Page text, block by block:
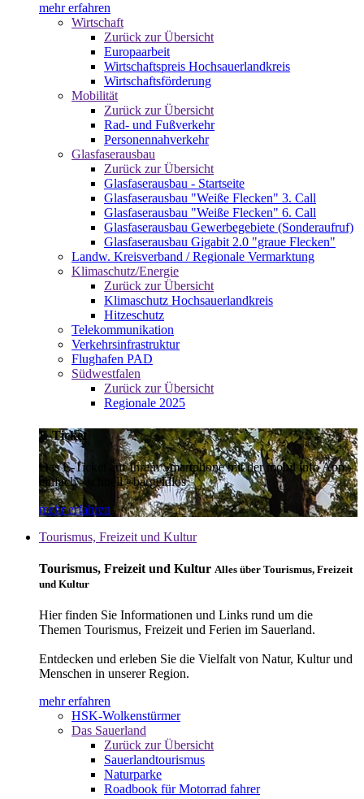
mehr erfahren
Wirtschaft
Zurück zur Übersicht
Europaarbeit
Wirtschaftspreis Hochsauerlandkreis
Wirtschaftsförderung
Mobilität
Zurück zur Übersicht
Rad- und Fußverkehr
Personennahverkehr
Glasfaserausbau
Zurück zur Übersicht
Glasfaserausbau - Startseite
Glasfaserausbau "Weiße Flecken" 3. Call
Glasfaserausbau "Weiße Flecken" 6. Call
Glasfaserausbau Gewerbegebiete (Sonderaufruf)
Glasfaserausbau Gigabit 2.0 "graue Flecken"
Landw. Kreisverband / Regionale Vermarktung
Klimaschutz/Energie
Zurück zur Übersicht
Klimaschutz Hochsauerlandkreis
Hitzeschutz
Telekommunikation
Verkehrsinfrastruktur
Flughafen PAD
Südwestfalen
Zurück zur Übersicht
Regionale 2025
E-Ticket
Das E-Ticket auf Ihrem Smartphone mit der mobil info App -
einfach - schnell - bargeldlos
mehr erfahren
Tourismus, Freizeit und Kultur
Tourismus, Freizeit und Kultur Alles über Tourismus, Freizeit
und Kultur
Hier finden Sie Informationen und Links rund um die
Themen Tourismus, Freizeit und Ferien im Sauerland.
Entdecken und erleben Sie die Vielfalt von Natur, Kultur und
Menschen in unserer Region.
mehr erfahren
HSK-Wolkenstürmer
Das Sauerland
Zurück zur Übersicht
Sauerlandtourismus
Naturparke
Roadbook für Motorrad fahrer